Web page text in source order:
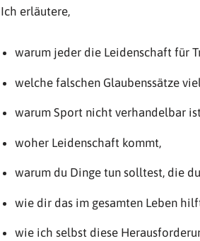
Ich erläutere,
warum jeder die Leidenschaft für
welche falschen Glaubenssätze
warum Sport nicht verhandelbar
woher Leidenschaft kommt,
warum du Dinge tun solltest, die
wie dir das im gesamten Leben
wie ich selbst diese